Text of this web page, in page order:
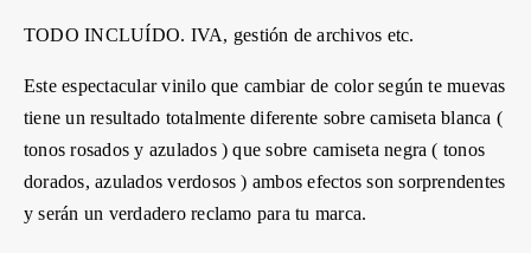
TODO INCLUÍDO. IVA, gestión de archivos etc.
Este espectacular vinilo que cambiar de color según te muevas
tiene un resultado totalmente diferente sobre camiseta blanca (
tonos rosados y azulados ) que sobre camiseta negra ( tonos
dorados, azulados verdosos ) ambos efectos son sorprendentes
y serán un verdadero reclamo para tu marca.